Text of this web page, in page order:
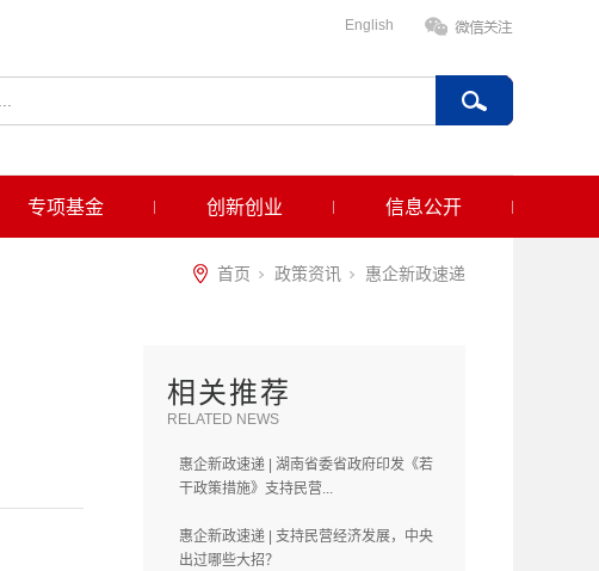
English
专项基金 创新创业 信息公开
首页 政策资讯 惠企新政速递
相关推荐
RELATED NEWS
惠企新政速递 | 湖南省委省政府印发《若
干政策措施》支持民营...
惠企新政速递 | 支持民营经济发展，中央
出过哪些大招？